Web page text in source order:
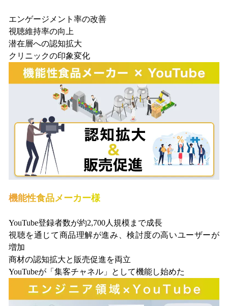
エンゲージメント率の改善
視聴維持率の向上
潜在層への認知拡大
クリニックの印象変化
機能性食品メーカー様
YouTube登録者数が約2,700人規模まで成長
視聴を通じて商品理解が進み、検討度の高いユーザーが
増加
商材の認知拡大と販売促進を両立
YouTubeが「集客チャネル」として機能し始めた